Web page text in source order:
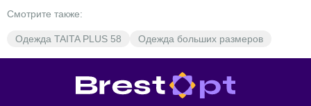
оформите заказ и добавьте понравившиеся модели в
именно вам, и наслаждайтесь качеством по доступным
ценам.
Смотрите также:
Одежда TAITA PLUS 58 Одежда больших размеров